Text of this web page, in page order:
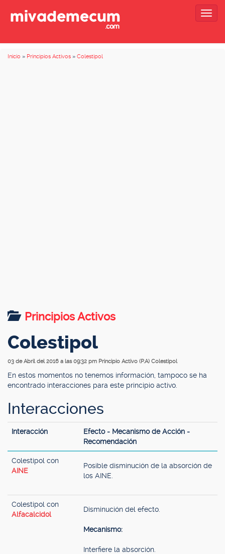
Inicio » Principios Activos » Colestipol
Principios Activos
Colestipol
03 de Abril del 2016 a las 09:32 pm Principio Activo (P.A) Colestipol
En estos momentos no tenemos información, tampoco se ha
encontrado interacciones para este principio activo.
Interacciones
Interacción
Efecto - Mecanismo de Acción -
Recomendación
Colestipol con
AINE
Posible disminución de la absorción de
los AINE.
Colestipol con
Alfacalcidol
Disminución del efecto.
Mecanismo:
Interfiere la absorción.